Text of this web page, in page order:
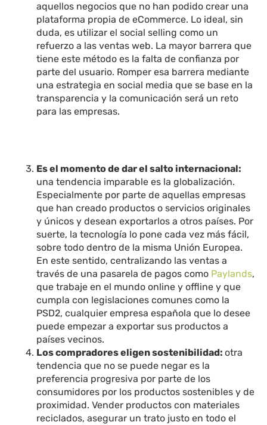
aquellos negocios que no han podido crear una
plataforma propia de eCommerce. Lo ideal, sin
duda, es utilizar el social selling como un
refuerzo a las ventas web. La mayor barrera que
tiene este método es la falta de confianza por
parte del usuario. Romper esa barrera mediante
una estrategia en social media que se base en la
transparencia y la comunicación será un reto
para las empresas.
Es el momento de dar el salto internacional:
una tendencia imparable es la globalización.
Especialmente por parte de aquellas empresas
que han creado productos o servicios originales
y únicos y desean exportarlos a otros países. Por
suerte, la tecnología lo pone cada vez más fácil,
sobre todo dentro de la misma Unión Europea.
En este sentido, centralizando las ventas a
través de una pasarela de pagos como Paylands,
que trabaje en el mundo online y offline y que
cumpla con legislaciones comunes como la
PSD2, cualquier empresa española que lo desee
puede empezar a exportar sus productos a
países vecinos.
Los compradores eligen sostenibilidad:otra
tendencia que no se puede negar es la
preferencia progresiva por parte de los
consumidores por los productos sostenibles y de
proximidad. Vender productos con materiales
reciclados, asegurar un trato justo en todo el